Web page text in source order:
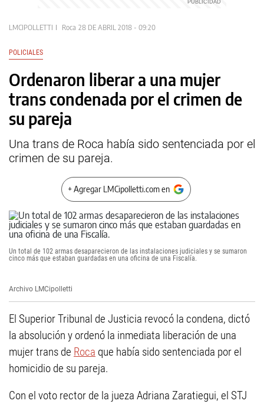
LMCIPOLLETTI Roca 28 DE ABRIL 2018 - 09:20
POLICIALES
Ordenaron liberar a una mujer
trans condenada por el crimen de
su pareja
Una trans de Roca había sido sentenciada por el
crimen de su pareja.
+ Agregar LMCipolletti.com en
Un total de 102 armas desaparecieron de las instalaciones judiciales y se sumaron
cinco más que estaban guardadas en una oficina de una Fiscalía.
Archivo LMCipolletti
El Superior Tribunal de Justicia revocó la condena, dictó
la absolución y ordenó la inmediata liberación de una
mujer trans de Roca que había sido sentenciada por el
homicidio de su pareja.
Con el voto rector de la jueza Adriana Zaratiegui, el STJ